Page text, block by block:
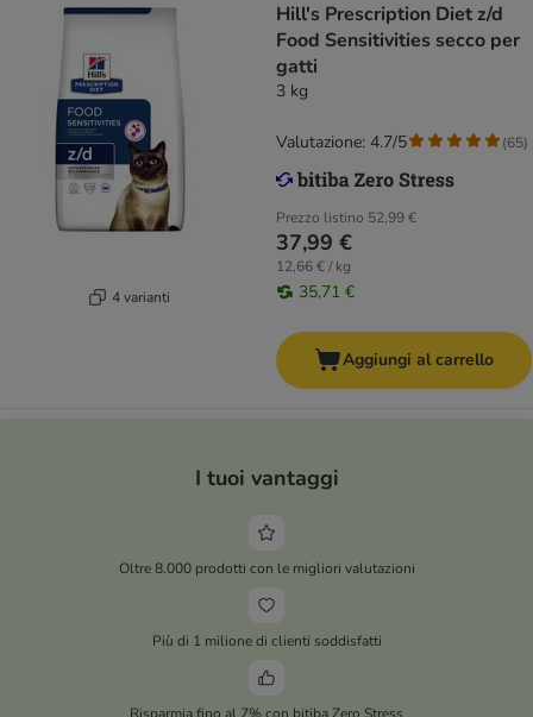
4 varianti
Hill's Prescription Diet z/d
Food Sensitivities secco per
gatti
3 kg
Prezzo listino 52,99 €
37,99 €
12,66 € / kg
35,71 €
Valutazione: 4.7/5 (65)
Aggiungi al carrello
I tuoi vantaggi
Oltre 8.000 prodotti con le migliori valutazioni
Più di 1 milione di clienti soddisfatti
Risparmia fino al 7% con bitiba Zero Stress